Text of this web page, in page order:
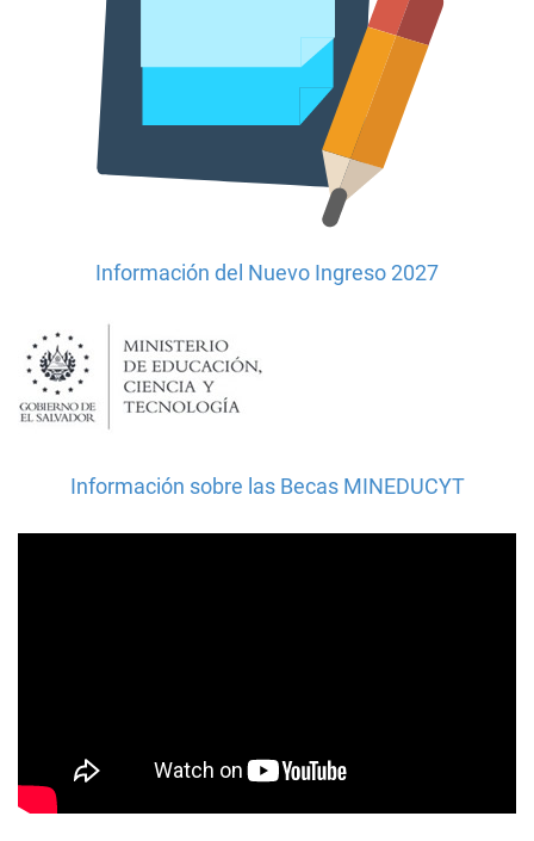
Información del Nuevo Ingreso 2027
Información sobre las Becas MINEDUCYT